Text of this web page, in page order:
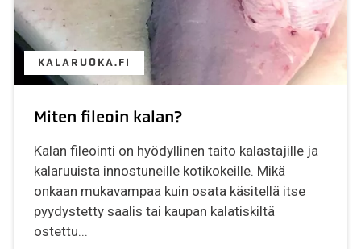
KALARUOKA.FI
Miten fileoin kalan?
Kalan fileointi on hyödyllinen taito kalastajille ja
kalaruuista innostuneille kotikokeille. Mikä
onkaan mukavampaa kuin osata käsitellä itse
pyydystetty saalis tai kaupan kalatiskiltä
ostettu...